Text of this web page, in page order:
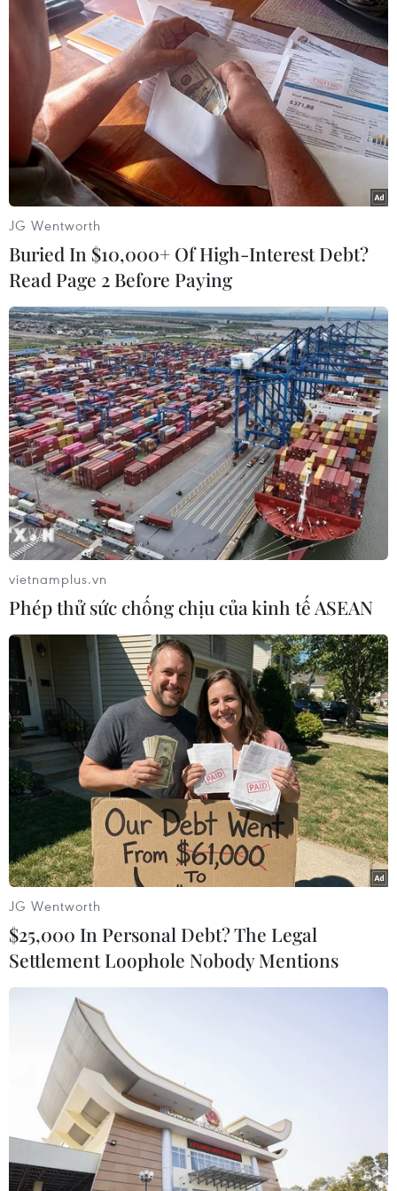
Chiều 15/9: Thành phố Hà Nội không ghi
nhận thêm ca mắc COVID-19
15/09/2021 11:12
Tổng số ca mắc tại Hà Nội trong đợt dịch 4 từ ngày
27/4/2021 đến nay ghi nhận 3.856 ca, trong đó số mắc
ghi nhận ngoài cộng đồng 1.596 ca.
Hà Nội cho mở một số dịch vụ tại nơi
không ghi nhận COVID cộng đồng
15/09/2021 10:08
Từ 12 giờ ngày 16/9, Hà Nội cho phép mở lại một số cơ
sở kinh doanh dịch vụ tại các địa bàn chưa ghi nhận ca
nhiễm COVID-19 trong cộng đồng, tính từ thời điểm thực
hiện Chỉ thị 20 của thành phố.
Thêm 10.585 ca mắc mới COVID-19 và
JG Wentworth
Buried In $10,000+ Of High-Interest Debt?
Read Page 2 Before Paying
vietnamplus.vn
Phép thử sức chống chịu của kinh tế ASEAN
JG Wentworth
$25,000 In Personal Debt? The Legal
Settlement Loophole Nobody Mentions